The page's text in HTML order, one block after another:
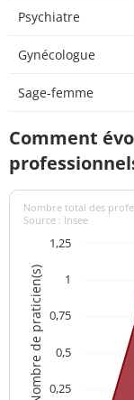
Psychiatre
Gynécologue
Sage-femme
Comment
Nombre de praticien(s)
Nombre total des
Source : Insee
0,25
0,5
0,75
1
1,25